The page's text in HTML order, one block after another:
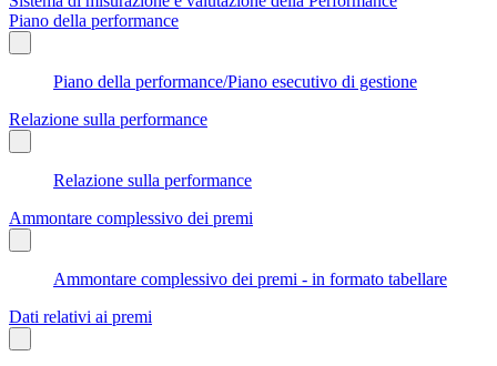
Piano della performance
Piano della performance/Piano esecutivo di gestione
Relazione sulla performance
Relazione sulla performance
Ammontare complessivo dei premi
Ammontare complessivo dei premi - in formato tabellare
Dati relativi ai premi